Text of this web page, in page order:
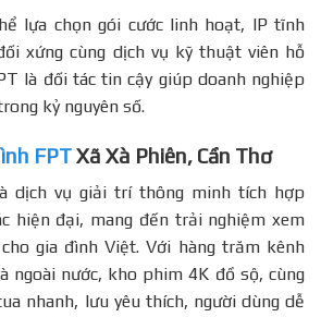
lựa chọn gói cước linh hoạt, IP tĩnh
xứng cùng dịch vụ kỹ thuật viên hỗ
là đối tác tin cậy giúp doanh nghiệp
kỷ nguyên số.
FPTXã Xà Phiên, Cần Thơ
dịch vụ giải trí thông minh tích hợp
hiện đại, mang đến trải nghiệm xem
gia đình Việt. Với hàng trăm kênh
ngoài nước, kho phim 4K đồ sộ, cùng
nhanh, lưu yêu thích, người dùng dễ